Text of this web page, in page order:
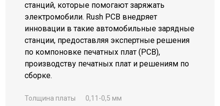
станций, которые помогают заряжать
электромобили. Rush PCB внедряет
инновации в такие автомобильные зарядные
станции, предоставляя экспертные решения
по компоновке печатных плат (PCB),
производству печатных плат и решениям по
сборке.
Толщина платы
0,11-0,5 мм